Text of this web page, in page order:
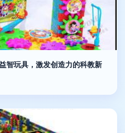
智玩具，激发创造力的科教新